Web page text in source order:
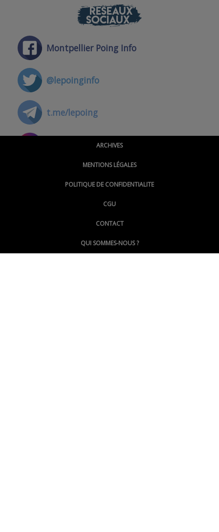
RÉSEAUX
SOCIAUX
Montpellier Poing Info
@lepoinginfo
t.me/lepoing
@montpellierpoinginfo
@LePoingMontpellier
ARCHIVES
MENTIONS LÉGALES
POLITIQUE DE CONFIDENTIALITE
CGU
CONTACT
QUI SOMMES-NOUS ?